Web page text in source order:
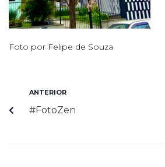
Foto por Felipe de Souza
ANTERIOR
#FotoZen